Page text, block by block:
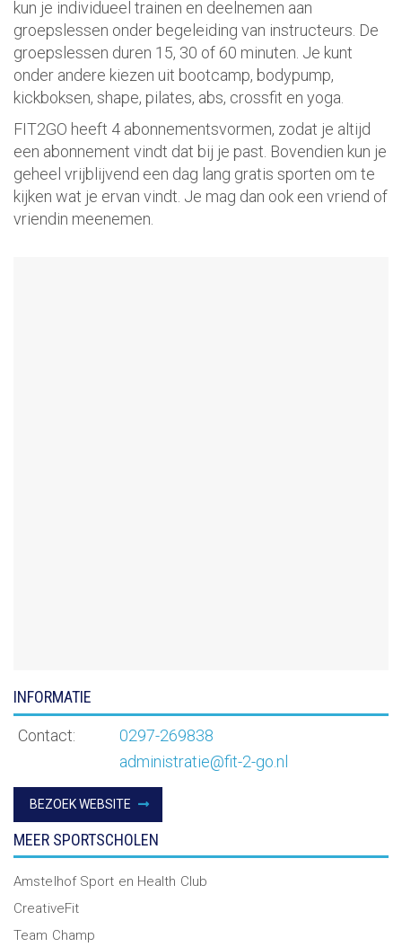
kun je individueel trainen en deelnemen aan
groepslessen onder begeleiding van instructeurs. De
groepslessen duren 15, 30 of 60 minuten. Je kunt
onder andere kiezen uit bootcamp, bodypump,
kickboksen, shape, pilates, abs, crossfit en yoga.
FIT2GO heeft 4 abonnementsvormen, zodat je altijd
een abonnement vindt dat bij je past. Bovendien kun je
geheel vrijblijvend een dag lang gratis sporten om te
kijken wat je ervan vindt. Je mag dan ook een vriend of
vriendin meenemen.
INFORMATIE
Contact:
0297-269838
administratie@fit-2-go.nl
BEZOEK WEBSITE
MEER SPORTSCHOLEN
Amstelhof Sport en Health Club
CreativeFit
Team Champ